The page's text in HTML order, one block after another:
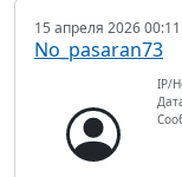
15 апреля 2026 00:11
No_pasaran73
IP/